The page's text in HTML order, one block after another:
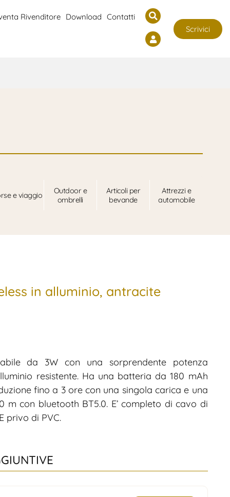
Rivenditore Download Contatti
Scrivici
e viaggio
Outdoor e
ombrelli
Articoli per
bevande
Attrezzi e
automobile
in alluminio, antracite
da 3W con una sorprendente potenza
resistente. Ha una batteria da 180 mAh
fino a 3 ore con una singola carica e una
m con bluetooth BT5.0. E’ completo di cavo di
privo di PVC.